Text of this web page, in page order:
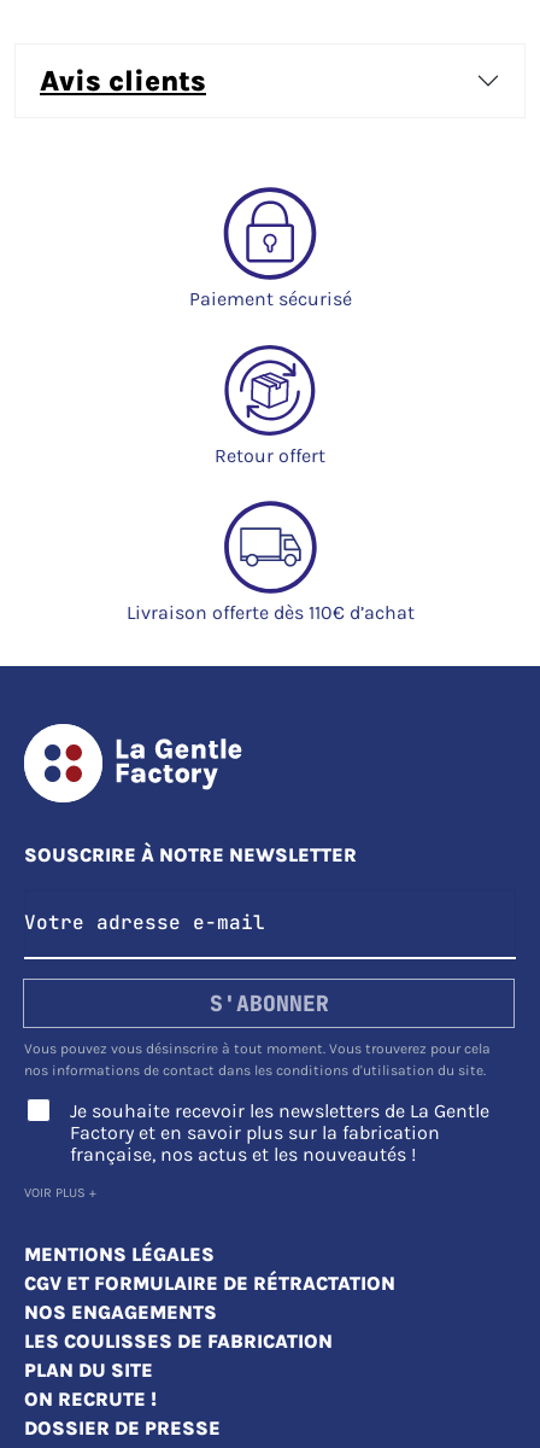
avis clients
Paiement sécurisé
Retour offert
Livraison offerte dès 110€ d’achat
SOUSCRIRE À NOTRE NEWSLETTER
S'ABONNER
Vous pouvez vous désinscrire à tout moment. Vous trouverez pour cela
nos informations de contact dans les conditions d'utilisation du site.
Je souhaite recevoir les newsletters de La Gentle
Factory et en savoir plus sur la fabrication
française, nos actus et les nouveautés !
VOIR PLUS +
MENTIONS LÉGALES
CGV ET FORMULAIRE DE RÉTRACTATION
NOS ENGAGEMENTS
LES COULISSES DE FABRICATION
PLAN DU SITE
ON RECRUTE !
DOSSIER DE PRESSE